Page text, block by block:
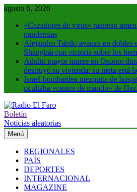
Saltar
contenido
agosto 6, 2026
«Cazadores de virus» rastrean
pandemias
Alejandro Tabilo avanza en dobles
Shanghái con victoria sobre los
Adulto mayor muere en Osorno
destruyó su vivienda: su nieta está
Israel bombardea mezquita de
ocultaba «centro de mando» de
Radio El Faro
Noticias y más
Boletín
Noticias aleatorias
Menú
REGIONALES
PAÍS
DEPORTES
INTERNACIONAL
MAGAZINE